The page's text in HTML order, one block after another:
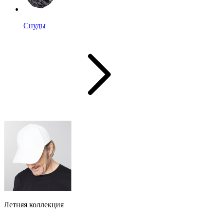
Снуды
Летняя коллекция